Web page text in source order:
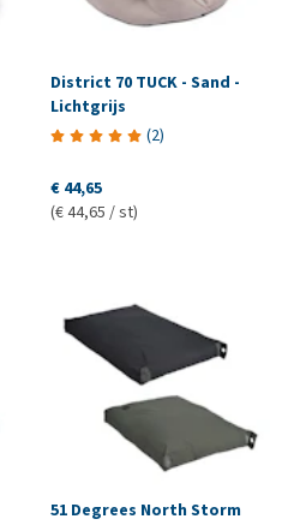
District 70 TUCK - Sand -
Lichtgrijs
(2)
€ 44,65
(€ 44,65 / st)
51 Degrees North Storm